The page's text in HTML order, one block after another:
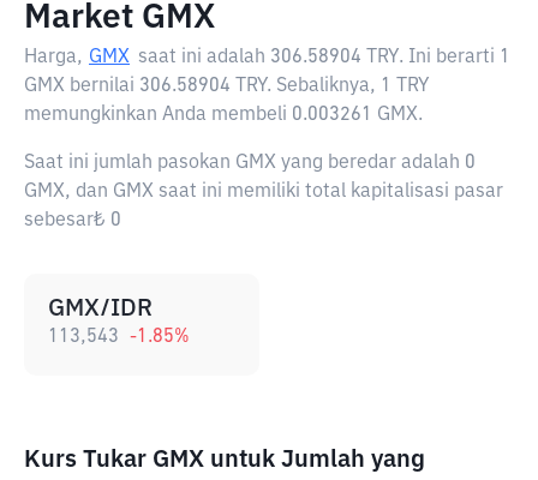
Market GMX
Harga, GMX saat ini adalah 306.58904 TRY. Ini berarti 1
GMX bernilai 306.58904 TRY. Sebaliknya, 1 TRY
memungkinkan Anda membeli 0.003261 GMX.
Saat ini jumlah pasokan GMX yang beredar adalah 0
GMX, dan GMX saat ini memiliki total kapitalisasi pasar
sebesar₺ 0
GMX/IDR
113,543 -1.85%
Kurs Tukar GMX untuk Jumlah yang